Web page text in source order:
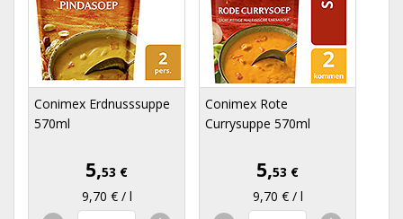
Conimex Erdnusssuppe
570ml
5,53 €
9,70 € / l
Conimex Rote
Currysuppe 570ml
5,53 €
9,70 € / l